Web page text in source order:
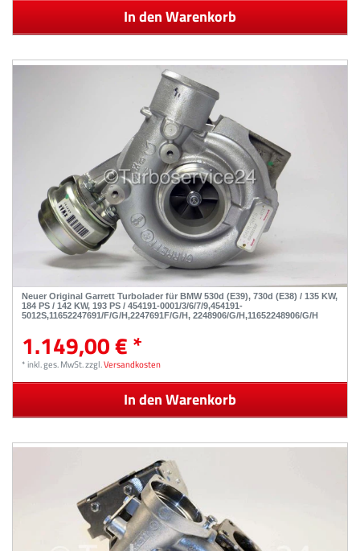
In den Warenkorb
Neuer Original Garrett Turbolader für BMW 530d (E39), 730d (E38) / 135 KW,
184 PS / 142 KW, 193 PS / 454191-0001/3/6/7/9,454191-
5012S,11652247691/F/G/H,2247691F/G/H, 2248906/G/H,11652248906/G/H
1.149,00 € *
*inkl. ges. MwSt.zzgl.Versandkosten
In den Warenkorb